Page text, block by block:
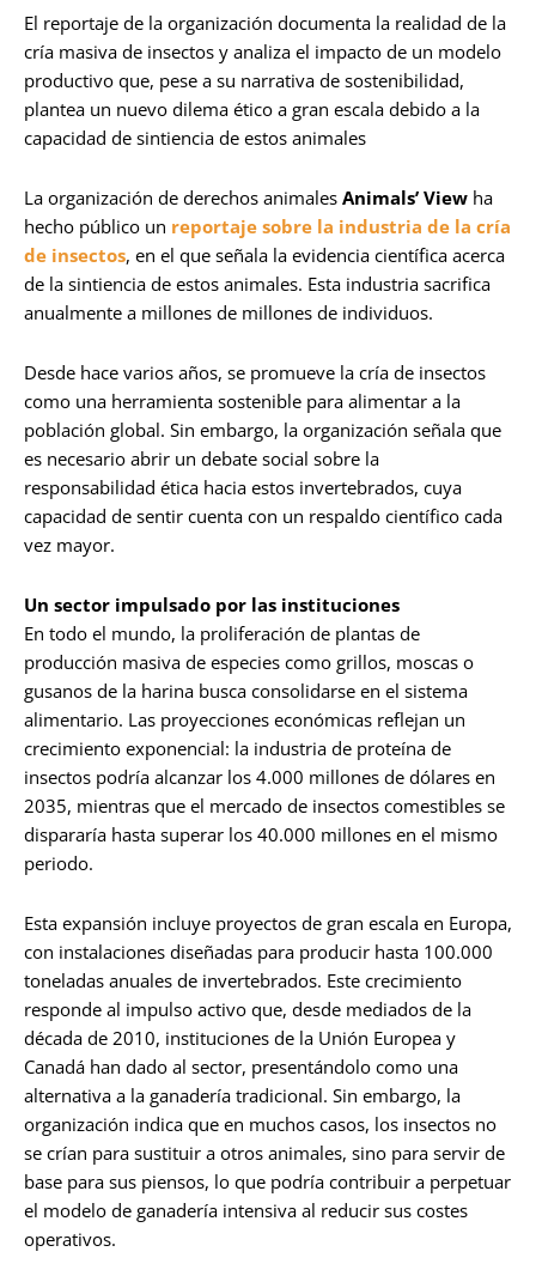
El reportaje de la organización documenta la realidad de la
cría masiva de insectos y analiza el impacto de un modelo
productivo que, pese a su narrativa de sostenibilidad,
plantea un nuevo dilema ético a gran escala debido a la
capacidad de sintiencia de estos animales
La organización de derechos animales Animals’ View ha
hecho público un reportaje sobre la industria de la cría
de insectos, en el que señala la evidencia científica acerca
de la sintiencia de estos animales. Esta industria sacrifica
anualmente a millones de millones de individuos.
Desde hace varios años, se promueve la cría de insectos
como una herramienta sostenible para alimentar a la
población global. Sin embargo, la organización señala que
es necesario abrir un debate social sobre la
responsabilidad ética hacia estos invertebrados, cuya
capacidad de sentir cuenta con un respaldo científico cada
vez mayor.
Un sector impulsado por las instituciones
En todo el mundo, la proliferación de plantas de
producción masiva de especies como grillos, moscas o
gusanos de la harina busca consolidarse en el sistema
alimentario. Las proyecciones económicas reflejan un
crecimiento exponencial: la industria de proteína de
insectos podría alcanzar los 4.000 millones de dólares en
2035, mientras que el mercado de insectos comestibles se
dispararía hasta superar los 40.000 millones en el mismo
periodo.
Esta expansión incluye proyectos de gran escala en Europa,
con instalaciones diseñadas para producir hasta 100.000
toneladas anuales de invertebrados. Este crecimiento
responde al impulso activo que, desde mediados de la
década de 2010, instituciones de la Unión Europea y
Canadá han dado al sector, presentándolo como una
alternativa a la ganadería tradicional. Sin embargo, la
organización indica que en muchos casos, los insectos no
se crían para sustituir a otros animales, sino para servir de
base para sus piensos, lo que podría contribuir a perpetuar
el modelo de ganadería intensiva al reducir sus costes
operativos.